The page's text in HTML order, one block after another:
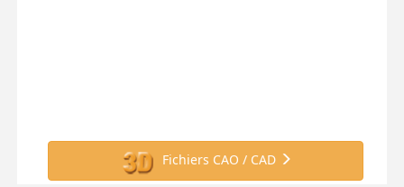
Fichiers CAO / CAD